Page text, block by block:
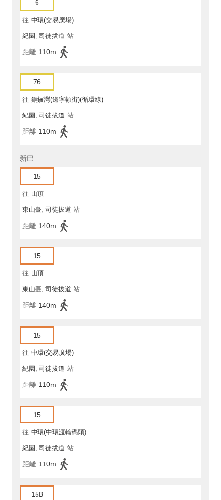
6
往 中環(交易廣場)
紀園, 司徒拔道 站
距離 110m
76
往 銅鑼灣(邊寧頓街)(循環線)
紀園, 司徒拔道 站
距離 110m
新巴
15
往 山頂
東山臺, 司徒拔道 站
距離 140m
15
往 山頂
東山臺, 司徒拔道 站
距離 140m
15
往 中環(交易廣場)
紀園, 司徒拔道 站
距離 110m
15
往 中環(中環渡輪碼頭)
紀園, 司徒拔道 站
距離 110m
15B